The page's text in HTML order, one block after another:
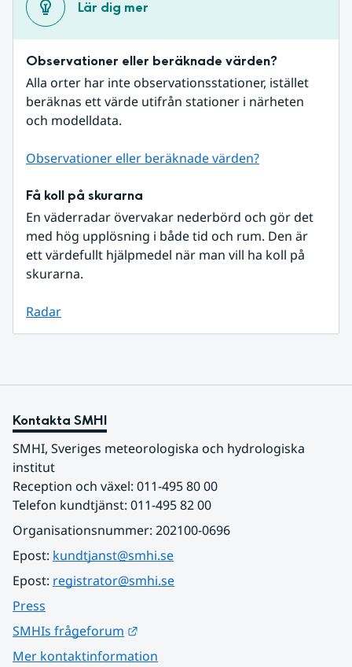
Lär dig mer
Observationer eller beräknade värden?
Alla orter har inte observationsstationer, istället
beräknas ett värde utifrån stationer i närheten
och modelldata.
Observationer eller beräknade värden?
Få koll på skurarna
En väderradar övervakar nederbörd och gör det
med hög upplösning i både tid och rum. Den är
ett värdefullt hjälpmedel när man vill ha koll på
skurarna.
Radar
Kontakta SMHI
SMHI, Sveriges meteorologiska och hydrologiska
institut
Reception och växel: 011-495 80 00
Telefon kundtjänst: 011-495 82 00
Organisationsnummer: 202100-0696
Epost: kundtjanst@smhi.se
Epost: registrator@smhi.se
Press
SMHIs frågeforum
Mer kontaktinformation